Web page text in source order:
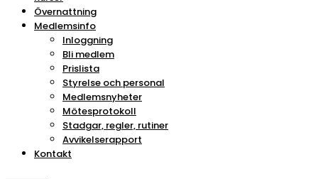
Övernattning
Medlemsinfo
Inloggning
Bli medlem
Prislista
Styrelse och personal
Medlemsnyheter
Mötesprotokoll
Stadgar, regler, rutiner
Avvikelserapport
Kontakt